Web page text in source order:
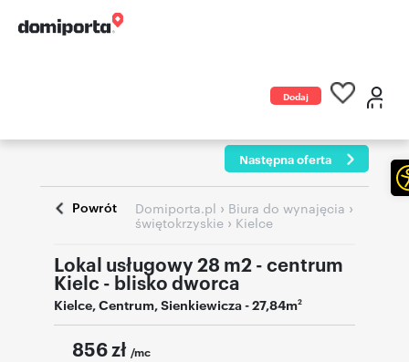
Dodaj
Następna oferta
Powrót Domiporta.pl › Biura do wynajęcia ›
świętokrzyskie › Kielce
Lokal usługowy 28 m2 - centrum
Kielc - blisko dworca
Kielce,Centrum,Sienkiewicza- 27,84m2
856zł /mc